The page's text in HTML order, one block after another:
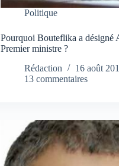
Politique
Pourquoi Bouteflika a désigné
Premier ministre ?
Rédaction
16 août
13 commentaires